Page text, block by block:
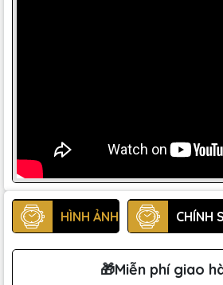
HÌNH ẢNH CHÍNH
🎁Miễn phí giao